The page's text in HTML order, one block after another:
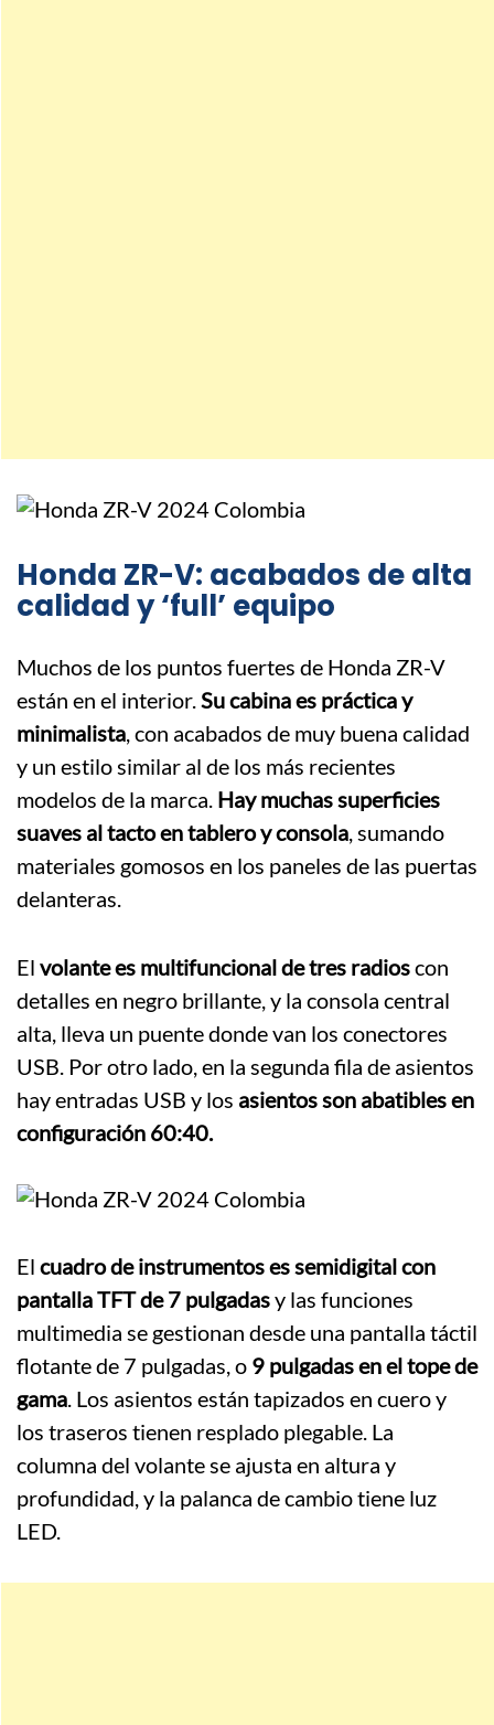
Honda ZR-V: acabados de alta
calidad y ‘full’ equipo
Muchos de los puntos fuertes de Honda ZR-V
están en el interior.Su cabina es práctica y
minimalista, con acabados de muy buena calidad
y un estilo similar al de los más recientes
modelos de la marca. Hay muchas superficies
suaves al tacto en tablero y consola, sumando
materiales gomosos en los paneles de las puertas
delanteras.
El volante es multifuncional de tres radioscon
detalles en negro brillante, y la consola central
alta, lleva un puente donde van los conectores
USB. Por otro lado, en la segunda fila de asientos
hay entradas USB y los asientos son abatibles en
configuración 60:40.
El cuadro de instrumentos es semidigital con
pantalla TFT de 7 pulgadasy las funciones
multimedia se gestionan desde una pantalla táctil
flotante de 7 pulgadas, o 9 pulgadas en el tope de
gama. Los asientos están tapizados en cuero y
los traseros tienen resplado plegable. La
columna del volante se ajusta en altura y
profundidad, y la palanca de cambio tiene luz
LED.